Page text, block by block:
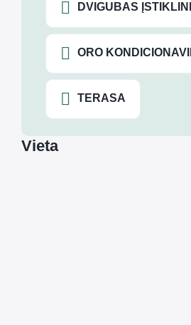
DVIGUBAS
ORO
TERASA
Vieta